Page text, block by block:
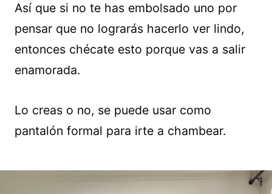
Así que si no te has embolsado uno por
pensar que no lograrás hacerlo ver lindo,
entonces chécate esto porque vas a salir
enamorada.
Lo creas o no, se puede usar como
pantalón formal para irte a chambear.